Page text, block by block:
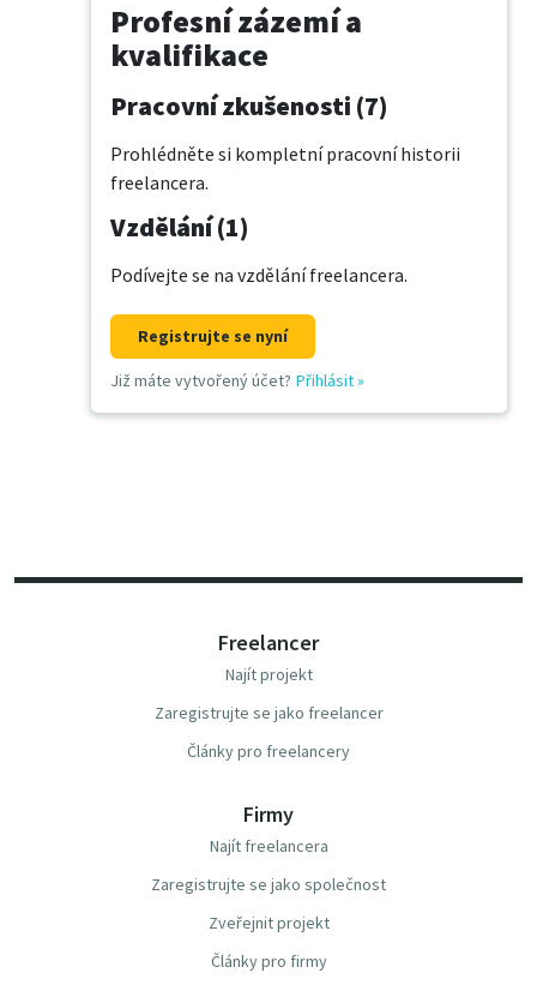
Profesní zázemí a
kvalifikace
Pracovní zkušenosti (7)
Prohlédněte si kompletní pracovní historii
freelancera.
Vzdělání (1)
Podívejte se na vzdělání freelancera.
Registrujte se nyní
Již máte vytvořený účet? Přihlásit»
Freelancer
Najít projekt
Zaregistrujte se jako freelancer
Články pro freelancery
Firmy
Najít freelancera
Zaregistrujte se jako společnost
Zveřejnit projekt
Články pro firmy